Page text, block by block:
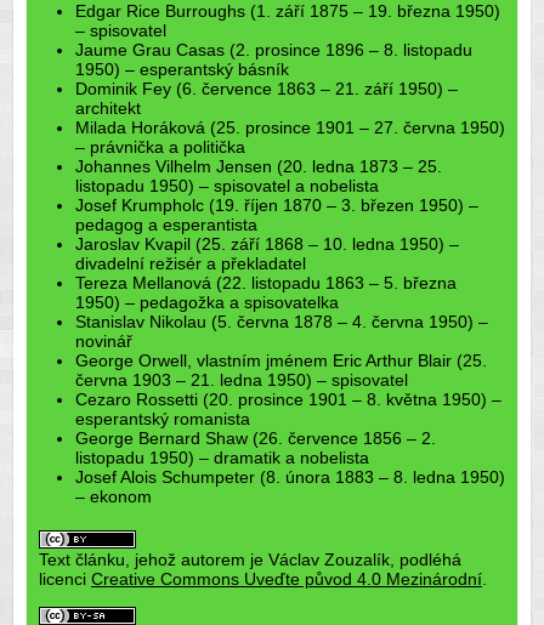
Edgar Rice Burroughs (1. září 1875 – 19. března 1950)
– spisovatel
Jaume Grau Casas (2. prosince 1896 – 8. listopadu
1950) – esperantský básník
Dominik Fey (6. července 1863 – 21. září 1950) –
architekt
Milada Horáková (25. prosince 1901 – 27. června 1950)
– právnička a politička
Johannes Vilhelm Jensen (20. ledna 1873 – 25.
listopadu 1950) – spisovatel a nobelista
Josef Krumpholc (19. říjen 1870 – 3. březen 1950) –
pedagog a esperantista
Jaroslav Kvapil (25. září 1868 – 10. ledna 1950) –
divadelní režisér a překladatel
Tereza Mellanová (22. listopadu 1863 – 5. března
1950) – pedagožka a spisovatelka
Stanislav Nikolau (5. června 1878 – 4. června 1950) –
novinář
George Orwell, vlastním jménem Eric Arthur Blair (25.
června 1903 – 21. ledna 1950) – spisovatel
Cezaro Rossetti (20. prosince 1901 – 8. května 1950) –
esperantský romanista
George Bernard Shaw (26. července 1856 – 2.
listopadu 1950) – dramatik a nobelista
Josef Alois Schumpeter (8. února 1883 – 8. ledna 1950)
– ekonom
Text článku, jehož autorem je Václav Zouzalík, podléhá
licenci Creative Commons Uveďte původ 4.0 Mezinárodní.